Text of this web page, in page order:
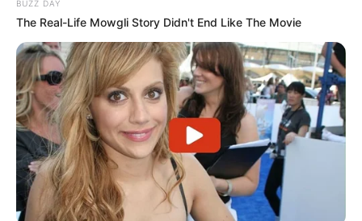
19:43 / 11 Fevral 2026 ŞİKAYƏTLƏR
Beynəlxalq Bankdan istifadəçilərə
“sürpriz”:5 dəfə azaltdı, pul tutur...
BUZZ DAY
The Real-Life Mowgli Story Didn't End Like The Movie